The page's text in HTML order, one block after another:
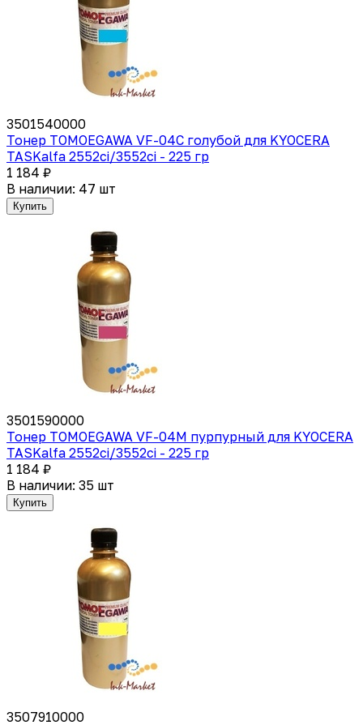
3501540000
Тонер TOMOEGAWA VF-04C голубой для KYOCERA
TASKalfa 2552ci/3552ci - 225 гр
1 184 ₽
В наличии: 47 шт
Купить
3501590000
Тонер TOMOEGAWA VF-04M пурпурный для KYOCERA
TASKalfa 2552ci/3552ci - 225 гр
1 184 ₽
В наличии: 35 шт
Купить
3507910000